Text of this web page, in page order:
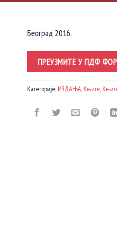
Београд 2016.
ПРЕУЗМИТЕ У ПДФ
Категорије:ИЗДАЊА,Књиге,